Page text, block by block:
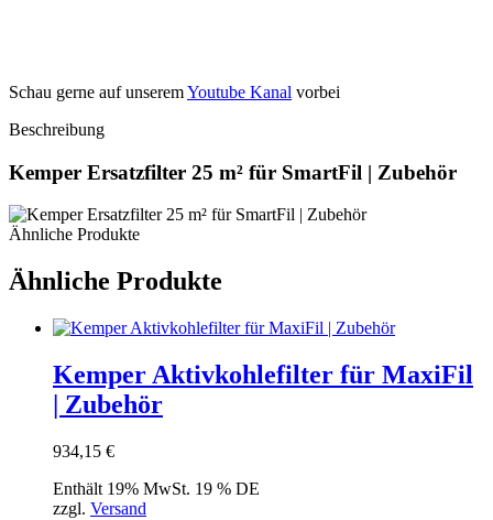
Schau gerne auf unseremYoutube Kanal vorbei
Beschreibung
Kemper Ersatzfilter 25 m² für SmartFil | Zubehör
Ähnliche Produkte
Ähnliche Produkte
Kemper Aktivkohlefilter für MaxiFil
| Zubehör
934,15 €
Enthält 19% MwSt. 19 % DE
zzgl. Versand